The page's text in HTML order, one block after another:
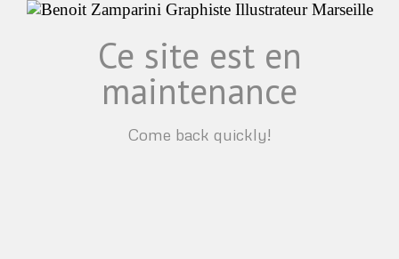
Ce site est en
maintenance
Come back quickly!